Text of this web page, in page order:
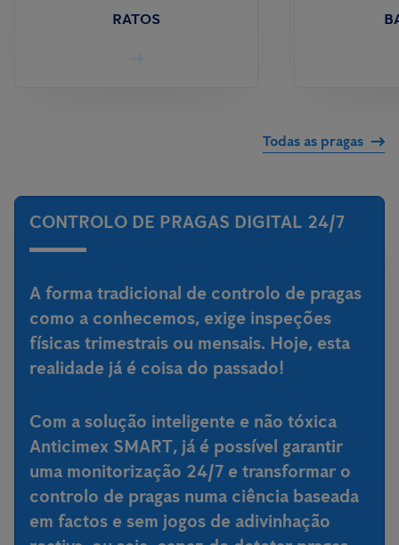
RATOS
Todas as pragas
CONTROLO DE PRAGAS DIGITAL 24/7
A forma tradicional de controlo de pragas
como a conhecemos, exige inspeções
físicas trimestrais ou mensais. Hoje, esta
realidade já é coisa do passado!
Com a solução inteligente e não tóxica
Anticimex SMART, já é possível garantir
uma monitorização 24/7 e transformar o
controlo de pragas numa ciência baseada
em factos e sem jogos de adivinhação